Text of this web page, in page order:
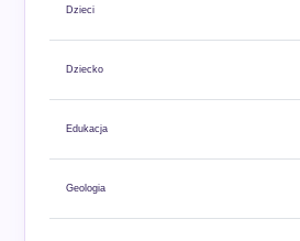
Dzieci
Dziecko
Edukacja
Geologia